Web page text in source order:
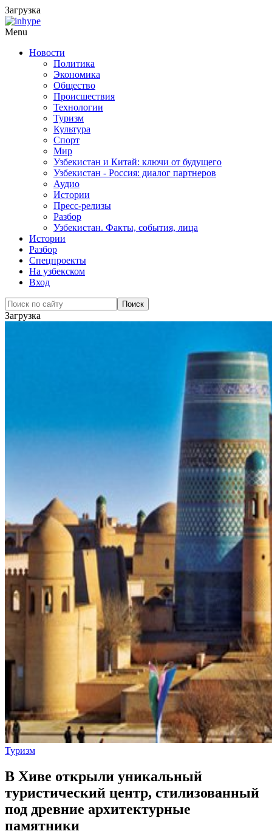
Загрузка
Menu
Новости
Политика
Экономика
Общество
Происшествия
Технологии
Туризм
Культура
Спорт
Мир
Узбекистан и Китай: ключи от будущего
Узбекистан - Россия: диалог партнеров
Аудио
Истории
Пресс-релизы
Разбор
Узбекистан. Факты, события, лица
Истории
Разбор
Спецпроекты
На узбекском
Вход
Загрузка
Туризм
В Хиве открыли уникальный
туристический центр, стилизованный
под древние архитектурные
памятники